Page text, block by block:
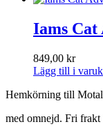
Iams Cat
849,00 kr
Lägg till i
Hemkörning till
med omnejd. Fri